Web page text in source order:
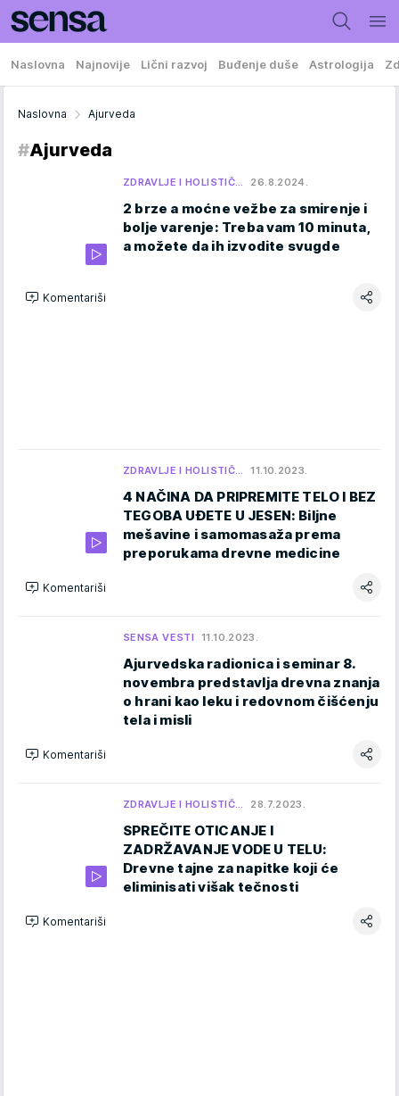
Naslovna Najnovije Lični razvoj Buđenje duše Astrologija
Naslovna Ajurveda
#Ajurveda
ZDRAVLJE I HOLISTIČ… 26.8.2024.
2 brze a moćne vežbe za smirenje i
bolje varenje: Treba vam 10 minuta,
a možete da ih izvodite svugde
Komentariši
ZDRAVLJE I HOLISTIČ… 11.10.2023.
4 NAČINA DA PRIPREMITE TELO I BEZ
TEGOBA UĐETE U JESEN: Biljne
mešavine i samomasaža prema
preporukama drevne medicine
Komentariši
SENSA VESTI 11.10.2023.
Ajurvedska radionica i seminar 8.
novembra predstavlja drevna znanja
o hrani kao leku i redovnom čišćenju
tela i misli
Komentariši
ZDRAVLJE I HOLISTIČ… 28.7.2023.
SPREČITE OTICANJE I
ZADRŽAVANJE VODE U TELU:
Drevne tajne za napitke koji će
eliminisati višak tečnosti
Komentariši